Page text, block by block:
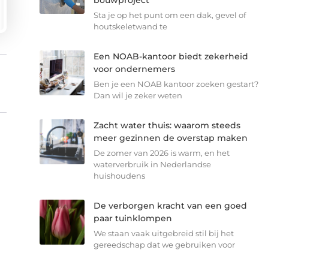
Sta je op het punt om een dak, gevel of
houtskeletwand te
Een NOAB-kantoor biedt zekerheid
voor ondernemers
Ben je een NOAB kantoor zoeken gestart?
Dan wil je zeker weten
Zacht water thuis: waarom steeds
meer gezinnen de overstap maken
De zomer van 2026 is warm, en het
waterverbruik in Nederlandse
huishoudens
De verborgen kracht van een goed
paar tuinklompen
We staan vaak uitgebreid stil bij het
gereedschap dat we gebruiken voor